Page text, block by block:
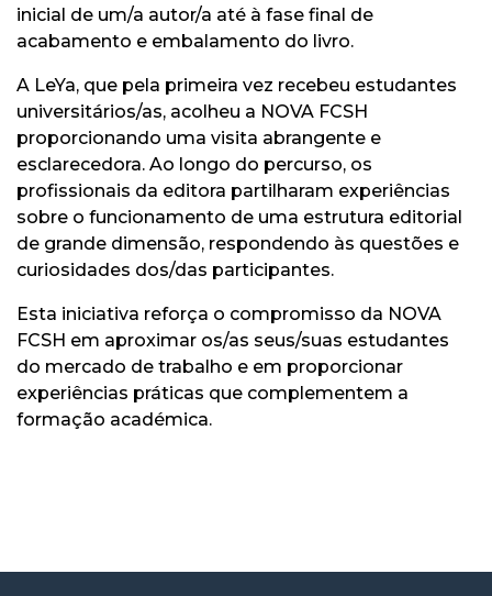
inicial de um/a autor/a até à fase final de
acabamento e embalamento do livro.
A LeYa, que pela primeira vez recebeu estudantes
universitários/as, acolheu a NOVA FCSH
proporcionando uma visita abrangente e
esclarecedora. Ao longo do percurso, os
profissionais da editora partilharam experiências
sobre o funcionamento de uma estrutura editorial
de grande dimensão, respondendo às questões e
curiosidades dos/das participantes.
Esta iniciativa reforça o compromisso da NOVA
FCSH em aproximar os/as seus/suas estudantes
do mercado de trabalho e em proporcionar
experiências práticas que complementem a
formação académica.